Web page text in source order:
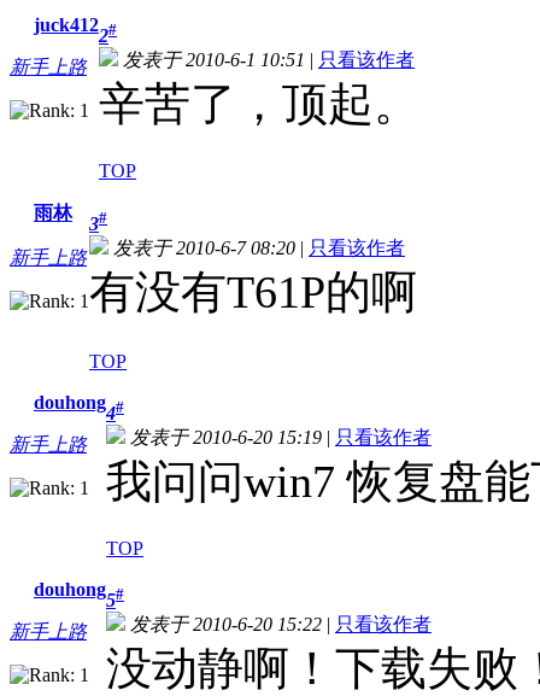
juck412
新手上路
2#
发表于 2010-6-1 10:51 | 只看该作者
辛苦了，顶起。
TOP
雨林
新手上路
3#
发表于 2010-6-7 08:20 | 只看该作者
有没有T61P的啊
TOP
douhong
新手上路
4#
发表于 2010-6-20 15:19 | 只看该作者
我问问win7 恢复盘
TOP
douhong
新手上路
5#
发表于 2010-6-20 15:22 | 只看该作者
没动静啊！下载失败